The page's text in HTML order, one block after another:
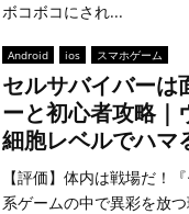
ボコボコにされ...
Android ios スマホゲーム
セルサバイバーは
ーと初心者攻略｜
細胞レベルでハマ
【評価】体内は戦場だ！
系ゲームの中で異彩を放